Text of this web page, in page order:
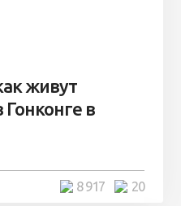
живут
в
20
8 917